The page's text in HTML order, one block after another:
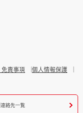
免責事項
個人情報保護
絡先一覧